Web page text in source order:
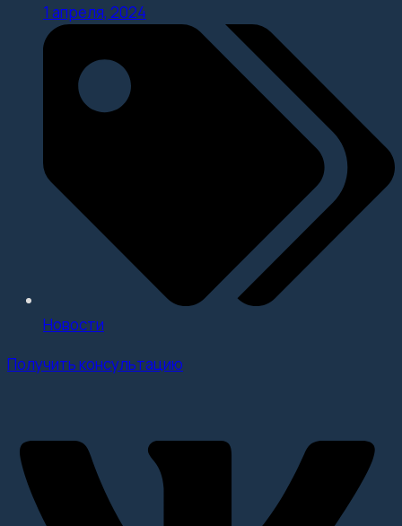
1 апреля, 2024
Новости
Получить консультацию